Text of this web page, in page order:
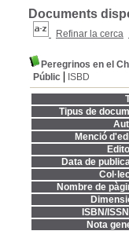
Documents
Refinar la cerca
Peregrinos en el
Públic
ISBD
Tipus de
Menció
Data de
Nombre de
ISBN/
Nota